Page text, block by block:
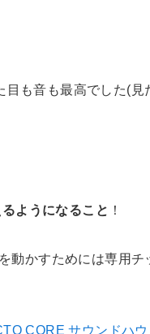
も音も最高でした(見
ようになること ！
動かすためには専用